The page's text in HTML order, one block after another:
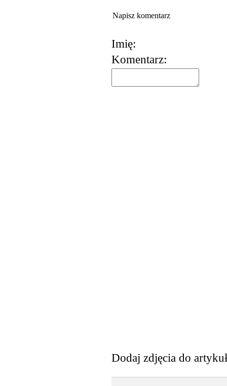
Napisz komentarz
Imię:
Komentarz:
Dodaj zdjęcia do